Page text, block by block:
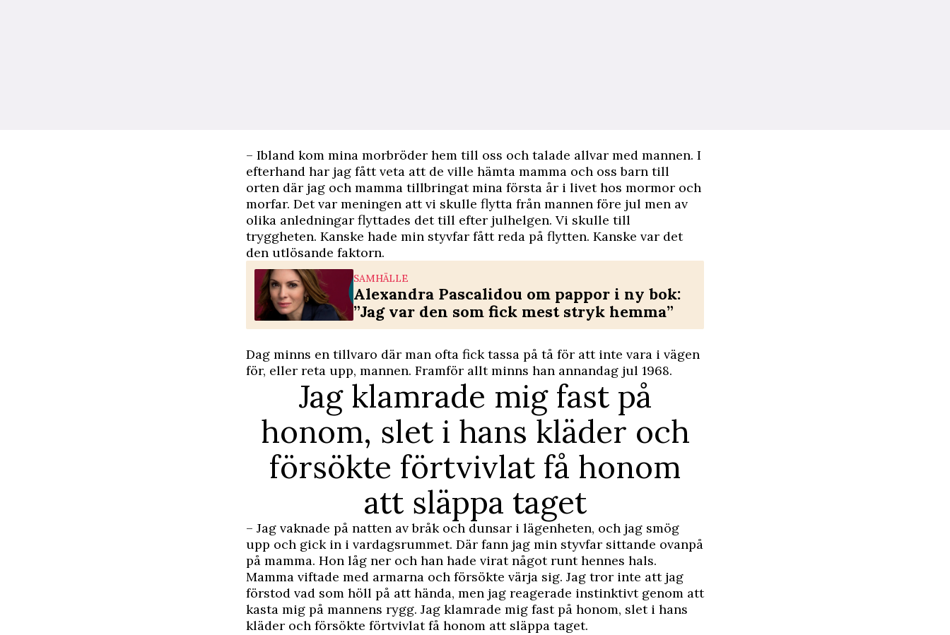
– Ibland kom mina morbröder hem till oss och talade allvar med mannen. I
efterhand har jag fått veta att de ville hämta mamma och oss barn till
orten där jag och mamma tillbringat mina första år i livet hos mormor och
morfar. Det var meningen att vi skulle flytta från mannen före jul men av
olika anledningar flyttades det till efter julhelgen. Vi skulle till
tryggheten. Kanske hade min styvfar fått reda på flytten. Kanske var det
den utlösande faktorn.
SAMHÄLLE
Alexandra Pascalidou om pappor i ny bok:
”Jag var den som fick mest stryk hemma”
Dag minns en tillvaro där man ofta fick tassa på tå för att inte vara i vägen
för, eller reta upp, mannen. Framför allt minns han annandag jul 1968.
Jag klamrade mig fast på
honom, slet i hans kläder och
försökte förtvivlat få honom
att släppa taget
– Jag vaknade på natten av bråk och dunsar i lägenheten, och jag smög
upp och gick in i vardagsrummet. Där fann jag min styvfar sittande ovanpå
på mamma. Hon låg ner och han hade virat något runt hennes hals.
Mamma viftade med armarna och försökte värja sig. Jag tror inte att jag
förstod vad som höll på att hända, men jag reagerade instinktivt genom att
kasta mig på mannens rygg. Jag klamrade mig fast på honom, slet i hans
kläder och försökte förtvivlat få honom att släppa taget.